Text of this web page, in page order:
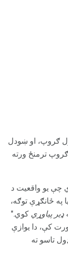
ګروپ، او ښودل
شوي چې د جادو منطقي کچې د OCD او GAD ګروپ ترمنځ ورته
چې یو واقعیت د
ځانګړې توګه،
ډیر پیاوړي کوي."
کې، دا یوازې
تاسو ته